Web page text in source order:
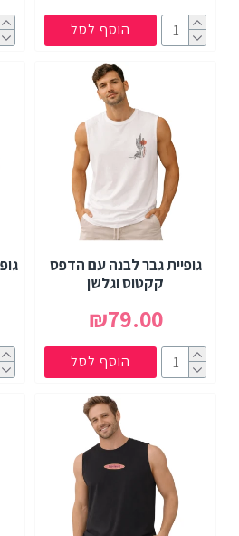
הוסף לסל
גופיית גבר לבנה עם הדפס
קקטוס וגלשן
₪79.00
הוסף לסל